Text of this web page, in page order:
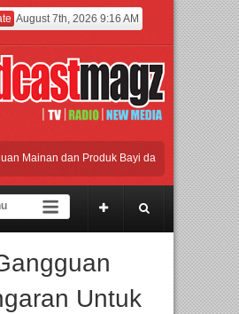
August 7th, 2026 9:16 AM
dan Produk Bayi dari Seluruh Dunia,
Bisnis Industri Gifts dan Housewares Asia
Lokal, BIRKENSTOCK INDONESIA
dan Produk Bayi dari Seluruh Dunia,
Untuk